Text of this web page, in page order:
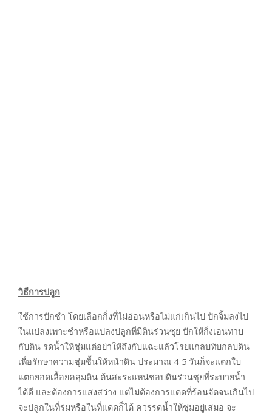
วิธีการปลูก
ใช้การปักชำ โดยเลือกกิ่งที่ไม่อ่อนหรือไม่แก่เกินไป ปักจิ้มลงไป
ในแปลงเพาะชำหรือแปลงปลูกที่มีดินร่วนซุย ปักให้กิ่งเอนทาบ
กับดิน รดน้ำให้ชุ่มแต่อย่าให้ถึงกับแฉะแล้วโรยแกลบทับกลบดิน
เพื่อรักษาความชุ่มชื้นให้หน้าดิน ประมาณ 4-5 วันก็จะแตกใบ
แตกยอดเลื้อยคลุมดิน ต้นสะระแหน่ชอบดินร่วนซุยที่ระบายน้ำ
ได้ดี และต้องการแสงสว่าง แต่ไม่ต้องการแดดที่ร้อนจัดจนเกินไป
จะปลูกในที่ร่มหรือในที่แดดก็ได้ ควรรดน้ำให้ชุ่มอยู่เสมอ จะ